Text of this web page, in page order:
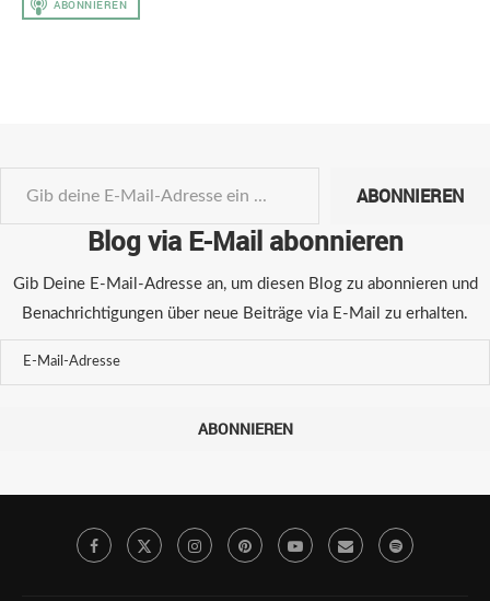
ABONNIEREN
Blog via E-Mail abonnieren
Gib Deine E-Mail-Adresse an, um diesen Blog zu abonnieren und
Benachrichtigungen über neue Beiträge via E-Mail zu erhalten.
ABONNIEREN